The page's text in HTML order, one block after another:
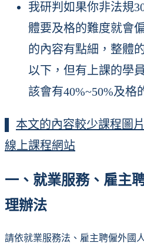
我研判如果你非法規
體要及格的難度就會
的內容有點細，整體
以下，但有上課的學
該會有40%~50%及格
本文的內容較少課程圖
線上課程網站
一、就業服務、雇主
理辦法
請依就業服務法、雇主聘僱外國